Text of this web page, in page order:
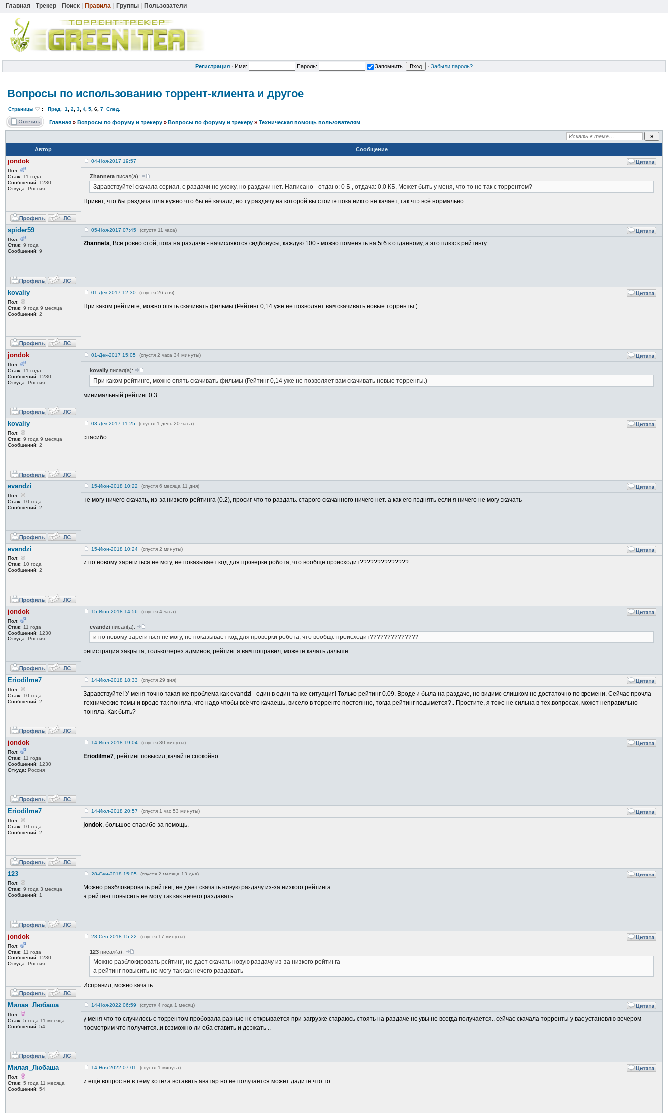
Главная Трекер Поиск Правила Группы Пользователи
Регистрация · Имя: Пароль: Запомнить · Забыли пароль?
Вопросы по использованию торрент-клиента и другое
Страницы : Пред. 1 2 3 4 5 6 7 След.
Главная » Вопросы по форуму и трекеру » Вопросы по форуму и трекеру » Техническая помощь пользователям
Автор Сообщение
jondok
Пол:
Стаж: 11 года
Сообщений: 1230
Откуда: Россия
04-Ноя-2017 19:57
Zhannetaписал(а):
Здравствуйте! скачала сериал, с раздачи не ухожу, но раздачи нет. Написано - отдано: 0 Б , отдача: 0,0 КБ, Может быть у меня, что то не так с торрентом?
Привет, что бы раздача шла нужно что бы её качали, но ту раздачу на которой вы стоите пока никто не качает, так что всё нормально.
spider59
Пол:
Стаж: 9 года
Сообщений: 9
05-Ноя-2017 07:45 (спустя 11 часа)
Zhanneta , Все ровно стой, пока на раздаче - начисляются сидбонусы, каждую 100 - можно поменять на 5гб к отданному, а это плюс к рейтингу.
kovaliy
Пол:
Стаж: 9 года 9 месяца
Сообщений: 2
01-Дек-2017 12:30 (спустя 26 дня)
При каком рейтинге, можно опять скачивать фильмы (Рейтинг 0,14 уже не позволяет вам скачивать новые торренты.)
jondok
Пол:
Стаж: 11 года
Сообщений: 1230
Откуда: Россия
01-Дек-2017 15:05 (спустя 2 часа 34 минуты)
kovaliyписал(а):
При каком рейтинге, можно опять скачивать фильмы (Рейтинг 0,14 уже не позволяет вам скачивать новые торренты.)
минимальный рейтинг 0.3
kovaliy
Пол:
Стаж: 9 года 9 месяца
Сообщений: 2
03-Дек-2017 11:25 (спустя 1 день 20 часа)
спасибо
evandzi
Пол:
Стаж: 10 года
Сообщений: 2
15-Июн-2018 10:22 (спустя 6 месяца 11 дня)
не могу ничего скачать, из-за низкого рейтинга (0.2), просит что то раздать. старого скачанного ничего нет. а как его поднять если я ничего не могу скачать
evandzi
Пол:
Стаж: 10 года
Сообщений: 2
15-Июн-2018 10:24 (спустя 2 минуты)
и по новому зарегиться не могу, не показывает код для проверки робота, что вообще происходит??????????????
jondok
Пол:
Стаж: 11 года
Сообщений: 1230
Откуда: Россия
15-Июн-2018 14:56 (спустя 4 часа)
evandziписал(а):
и по новому зарегиться не могу, не показывает код для проверки робота, что вообще происходит??????????????
регистрация закрыта, только через админов, рейтинг я вам поправил, можете качать дальше.
Eriodilme7
Пол:
Стаж: 10 года
Сообщений: 2
14-Июл-2018 18:33 (спустя 29 дня)
Здравствуйте! У меня точно такая же проблема как evandzi - один в один та же ситуация! Только рейтинг 0.09. Вроде и была на раздаче, но видимо слишком не достаточно по времени. Сейчас прочла
технические темы и вроде так поняла, что надо чтобы всё что качаешь, висело в торренте постоянно, тогда рейтинг подымется?.. Простите, я тоже не сильна в тех.вопросах, может неправильно
поняла. Как быть?
jondok
Пол:
Стаж: 11 года
Сообщений: 1230
Откуда: Россия
14-Июл-2018 19:04 (спустя 30 минуты)
Eriodilme7 , рейтинг повысил, качайте спокойно.
Eriodilme7
Пол:
Стаж: 10 года
Сообщений: 2
14-Июл-2018 20:57 (спустя 1 час 53 минуты)
jondok , большое спасибо за помощь.
123
Пол:
Стаж: 9 года 3 месяца
Сообщений: 1
28-Сен-2018 15:05 (спустя 2 месяца 13 дня)
Можно разблокировать рейтинг, не дает скачать новую раздачу из-за низкого рейтинга
а рейтинг повысить не могу так как нечего раздавать
jondok
Пол:
Стаж: 11 года
Сообщений: 1230
Откуда: Россия
28-Сен-2018 15:22 (спустя 17 минуты)
123писал(а):
Можно разблокировать рейтинг, не дает скачать новую раздачу из-за низкого рейтинга
а рейтинг повысить не могу так как нечего раздавать
Исправил, можно качать.
Милая_Любаша
Пол:
Стаж: 5 года 11 месяца
Сообщений: 54
14-Ноя-2022 06:59 (спустя 4 года 1 месяц)
у меня что то случилось с торрентом пробовала разные не открывается при загрузке стараюсь стоять на раздаче но увы не всегда получается.. сейчас скачала торренты у вас установлю вечером
посмотрим что получится..и возможно ли оба ставить и держать ..
Милая_Любаша
Пол:
Стаж: 5 года 11 месяца
Сообщений: 54
14-Ноя-2022 07:01 (спустя 1 минута)
и ещё вопрос не в тему хотела вставить аватар но не получается может дадите что то..